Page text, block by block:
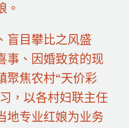
。
盲目攀比之风盛
事、因婚致贫的现
聚焦农村“天价彩
，以各村妇联主任
地专业红娘为业务